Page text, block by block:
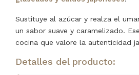
Sustituye al azúcar y realza el
un sabor suave y caramelizado.
cocina que valore la autenticidad
Detalles del producto: